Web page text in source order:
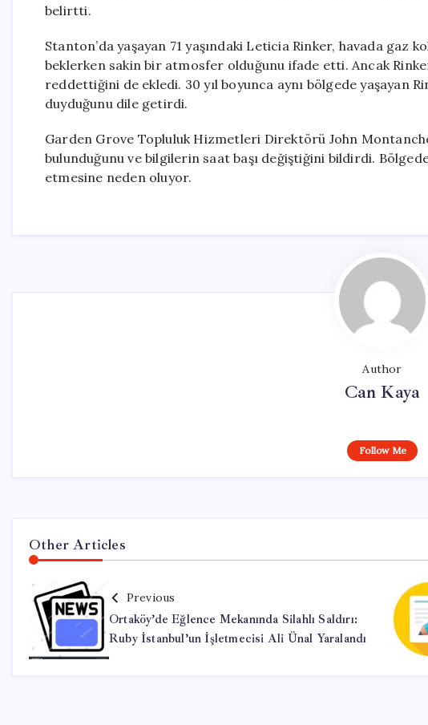
belirtti.
Stanton’da yaşayan 71 yaşındaki Leticia Rinker, havada gaz
beklerken sakin bir atmosfer olduğunu ifade etti. Ancak
reddettiğini de ekledi. 30 yıl boyunca aynı bölgede yaşayan
duyduğunu dile getirdi.
Garden Grove Topluluk Hizmetleri Direktörü John
bulunduğunu ve bilgilerin saat başı değiştiğini bildirdi.
etmesine neden oluyor.
Author
Can Kaya
Follow Me
Other Articles
Previous
Ortaköy’de Eğlence Mekanında Silahlı Saldırı:
Ruby İstanbul’un İşletmecisi Ali Ünal Yaralandı